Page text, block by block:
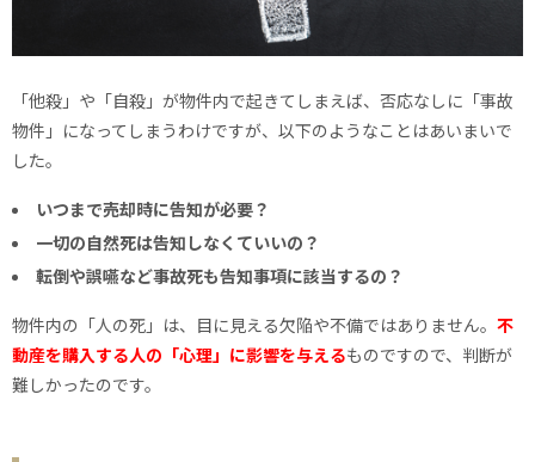
「他殺」や「自殺」が物件内で起きてしまえば、否応なしに「事故
物件」になってしまうわけですが、以下のようなことはあいまいで
した。
いつまで売却時に告知が必要？
一切の自然死は告知しなくていいの？
転倒や誤嚥など事故死も告知事項に該当するの？
物件内の「人の死」は、目に見える欠陥や不備ではありません。 不
動産を購入する人の「心理」に影響を与えるものですので、判断が
難しかったのです。